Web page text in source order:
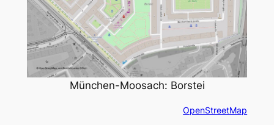
München-Moosach: Borstei
OpenStreetMap